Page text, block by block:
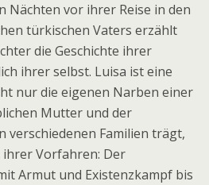
Nächten vor ihrer Reise in den
türkischen Vaters erzählt
die Geschichte ihrer
ihrer selbst. Luisa ist eine
nur die eigenen Narben einer
Mutter und der
verschiedenen Familien trägt,
ihrer Vorfahren: Der
Armut und Existenzkampf bis